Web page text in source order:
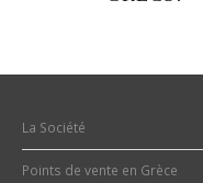
La Société
Points de vente en Grèce